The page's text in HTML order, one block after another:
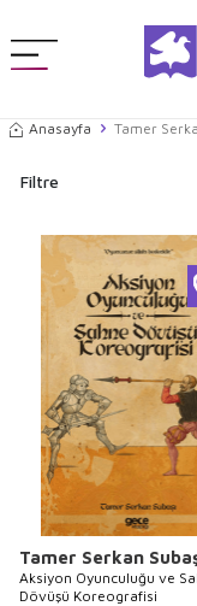
Anasayfa Tamer
Filtre
Tamer Serkan
Aksiyon Oyunculuğu ve
Dövüşü Koreografisi